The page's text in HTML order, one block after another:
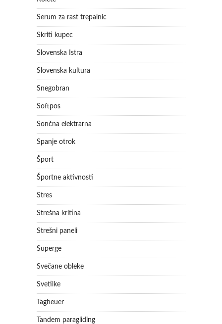
Serum za rast trepalnic
Skriti kupec
Slovenska Istra
Slovenska kultura
Snegobran
Softpos
Sončna elektrarna
Spanje otrok
Šport
Športne aktivnosti
Stres
Strešna kritina
Strešni paneli
Superge
Svečane obleke
Svetilke
Tagheuer
Tandem paragliding